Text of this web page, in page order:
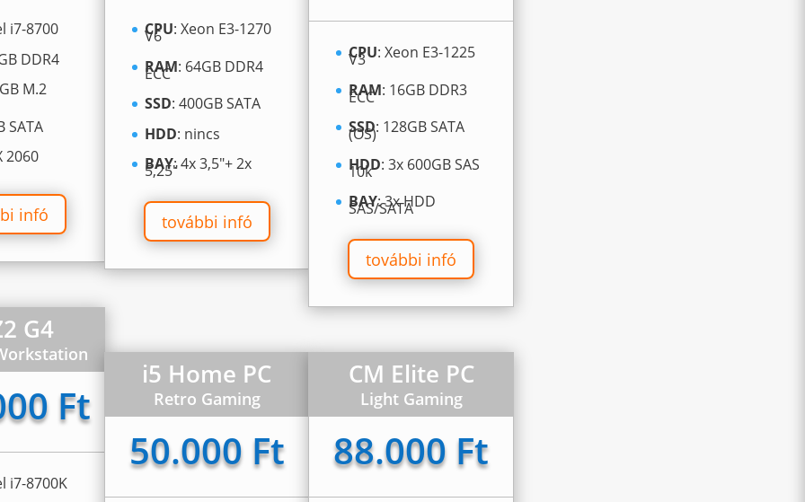
i7-8700
DDR4
M.2
SATA
2060
infó
CPU: Xeon E3-1270
V6
RAM: 64GB DDR4
ECC
SSD: 400GB SATA
HDD: nincs
BAY: 4x 3,5″+ 2x
5,25″
további infó
CPU: Xeon E3-1225
V3
RAM: 16GB DDR3
ECC
SSD: 128GB SATA
(OS)
HDD: 3x 600GB SAS
10k
BAY: 3x HDD
SAS/SATA
további infó
G4
Ft
i7-8700K
i5 Home PC
Retro Gaming
50.000 Ft
CM Elite PC
Light Gaming
88.000 Ft